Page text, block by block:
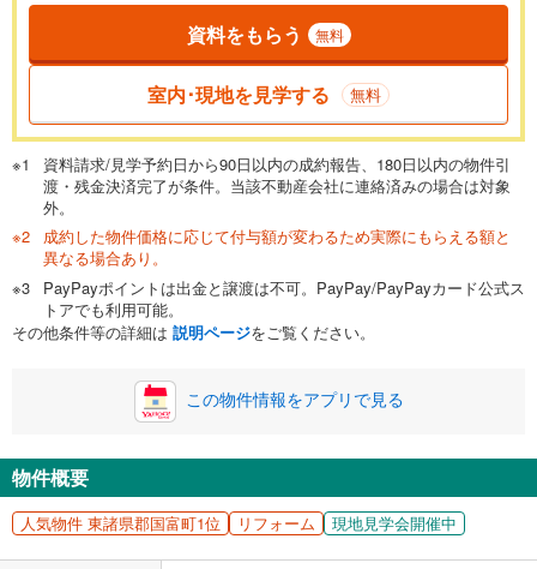
一般的には最長35年まで借り入れ可能です。多くの金融機関
が完済時の年齢は80歳までを条件としています。
閉じる
頭金 万円
0万円 1,449万円
自己資金から住宅購入にかけられる金額を入力してくださ
い。一般的には物件価格の2割までが目安です。
閉じる
ボーナス
万円
0円
ナス時の増額分（1回分）を入力してください。
ボーナス払いの限度額は金融機関によって異なります。
閉じる
月々の返済額 37,613円/月
資料をもらう 無料
室内･現地を見学する 無料
資料請求/見学予約日から90日以内の成約報告、180日以内の物件引
渡・残金決済完了が条件。当該不動産会社に連絡済みの場合は対象
外。
成約した物件価格に応じて付与額が変わるため実際にもらえる額と
異なる場合あり。
PayPayポイントは出金と譲渡は不可。PayPay/PayPayカード公式ス
トアでも利用可能。
その他条件等の詳細は 説明ページをご覧ください。
この物件情報をアプリで見る
物件概要
人気物件 東諸県郡国富町1位 リフォーム 現地見学会開催中